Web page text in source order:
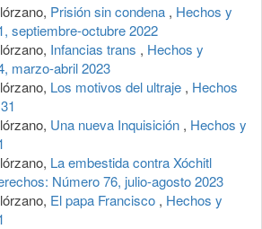
Prisión sin condena , Hechos y
septiembre-octubre 2022
Infancias trans , Hechos y
marzo-abril 2023
Los motivos del ultraje , Hechos
Una nueva Inquisición , Hechos y
La embestida contra Xóchitl
Número 76, julio-agosto 2023
El papa Francisco , Hechos y